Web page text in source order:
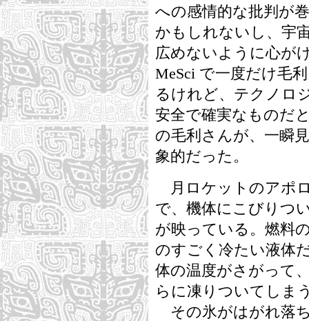
への感情的な批判が
かもしれないし、宇
広めないように心が
MeSci で一度だけ毛
るけれど、テクノロ
安全で確実なものだ
の毛利さんが、一瞬
象的だった。
月ロケットのアポ
で、機体にこびりつ
が映っている。燃料
のすごく冷たい液体
体の温度がさがって
らに凍りついてしま
その氷がはがれ落